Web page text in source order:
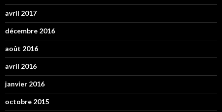
avril 2017
décembre 2016
août 2016
avril 2016
janvier 2016
octobre 2015